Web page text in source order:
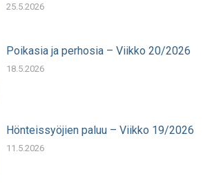
25.5.2026
Poikasia ja perhosia – Viikko 20/2026
18.5.2026
Hönteissyöjien paluu – Viikko 19/2026
11.5.2026